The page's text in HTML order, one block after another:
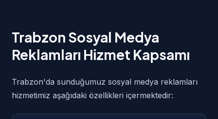
Trabzon Sosyal Medya
Reklamları Hizmet Kapsamı
Trabzon'da sunduğumuz sosyal medya reklamları
hizmetimiz aşağıdaki özellikleri içermektedir: